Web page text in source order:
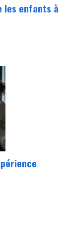
les enfants à